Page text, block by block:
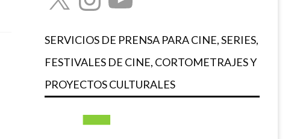
SERVICIOS DE PRENSA PARA CINE, SERIES,
FESTIVALES DE CINE, CORTOMETRAJES Y
PROYECTOS CULTURALES